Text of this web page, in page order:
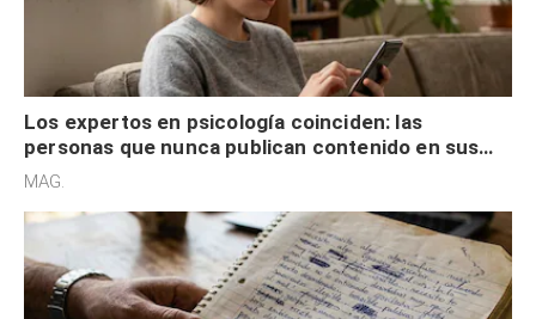
Los expertos en psicología coinciden: las
personas que nunca publican contenido en sus
redes sociales no pretenden buscar validación
MAG.